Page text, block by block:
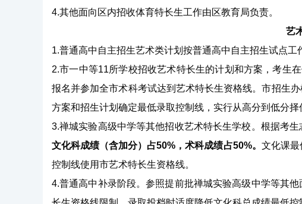
4.其他面向区内招收体育特长生工作由区教育局负责。
艺
1.普通高中自主招生艺术类计划按普通高中自主招生试点工
2.市一中等11所学校招收艺术特长生的计划和方案，考生
报名并参加全市术科考试达到艺术特长生资格线。市招生
方案和招生计划确定最低录取控制线，实行从高分到低分择
3.禅城实验高级中学等其他招收艺术特长生学校。根据考
文化科成绩（含加分）占50%，术科成绩占50%。 文化课
控制线使用市艺术特长生资格线。
4.普通高中补录阶段。参照提前批禅城实验高级中学等其